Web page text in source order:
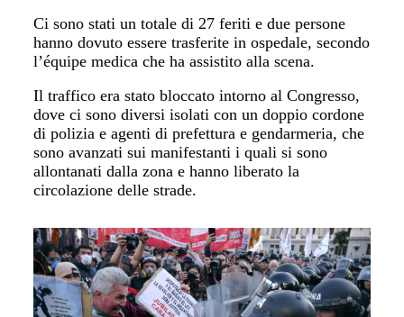
Ci sono stati un totale di 27 feriti e due persone
hanno dovuto essere trasferite in ospedale, secondo
l’équipe medica che ha assistito alla scena.
Il trafficoera statobloccato intorno al Congresso,
dove ci sono diversi isolati conun doppio cordone
di polizia e agenti di prefettura e gendarmeria, che
sono avanzati sui manifestantii quali si sono
allontanati dalla zona e hanno liberato la
circolazione delle strade.